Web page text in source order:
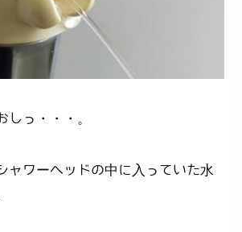
しっ・・・。
ャワーヘッドの中に入っていた水